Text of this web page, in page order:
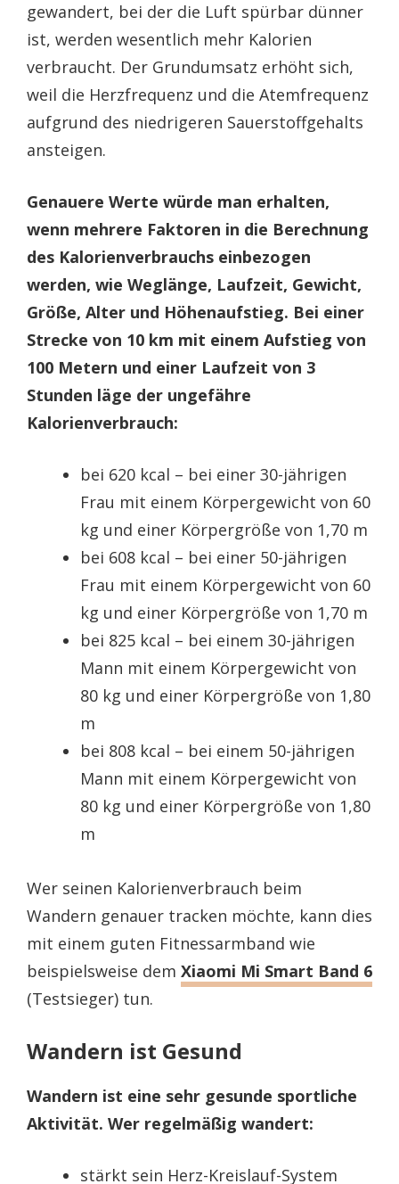
gewandert, bei der die Luft spürbar dünner
ist, werden wesentlich mehr Kalorien
verbraucht. Der Grundumsatz erhöht sich,
weil die Herzfrequenz und die Atemfrequenz
aufgrund des niedrigeren Sauerstoffgehalts
ansteigen.
Genauere Werte würde man erhalten,
wenn mehrere Faktoren in die Berechnung
des Kalorienverbrauchs einbezogen
werden, wie Weglänge, Laufzeit, Gewicht,
Größe, Alter und Höhenaufstieg. Bei einer
Strecke von 10 km mit einem Aufstieg von
100 Metern und einer Laufzeit von 3
Stunden läge der ungefähre
Kalorienverbrauch:
bei 620 kcal – bei einer 30-jährigen
Frau mit einem Körpergewicht von 60
kg und einer Körpergröße von 1,70 m
bei 608 kcal – bei einer 50-jährigen
Frau mit einem Körpergewicht von 60
kg und einer Körpergröße von 1,70 m
bei 825 kcal – bei einem 30-jährigen
Mann mit einem Körpergewicht von
80 kg und einer Körpergröße von 1,80
m
bei 808 kcal – bei einem 50-jährigen
Mann mit einem Körpergewicht von
80 kg und einer Körpergröße von 1,80
m
Wer seinen Kalorienverbrauch beim
Wandern genauer tracken möchte, kann dies
mit einem guten Fitnessarmband wie
beispielsweise dem Xiaomi Mi Smart Band 6
(Testsieger) tun.
Wandern ist Gesund
Wandern ist eine sehr gesunde sportliche
Aktivität. Wer regelmäßig wandert:
stärkt sein Herz-Kreislauf-System